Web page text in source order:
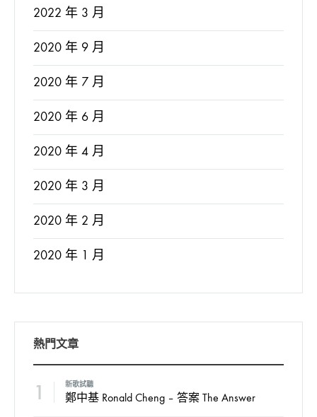
2022 年 3 月
2020 年 9 月
2020 年 7 月
2020 年 6 月
2020 年 4 月
2020 年 3 月
2020 年 2 月
2020 年 1 月
熱門文章
1 新歌試聽
鄭中基 Ronald Cheng – 答案 The Answer